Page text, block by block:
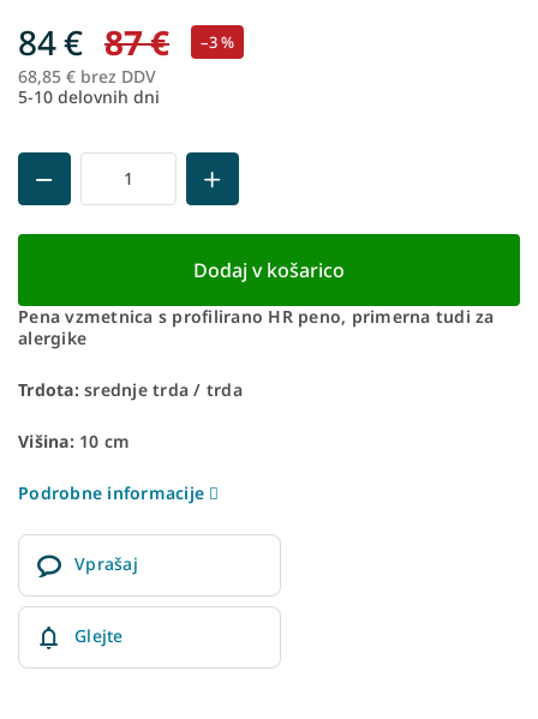
87 € –3 %
84 €
68,85 € brez DDV
5-10 delovnih dni
Dodaj v košarico
Pena vzmetnica s profilirano HR peno, primerna tudi za
alergike
Trdota:srednje trda / trda
Višina:10 cm
Podrobne informacije
Vprašaj
Glejte